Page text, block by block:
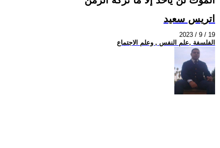
اتريس سعيد
2023 / 9 / 19
الفلسفة ,علم النفس , وعلم الاجتماع